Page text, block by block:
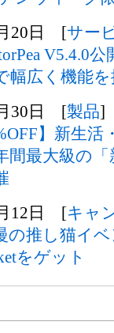
20日 [サー
V5.4.0
幅広く機能を
30日 [製品]
】新生
間最大級の
12日 [キャ
の推し猫イ
をゲット